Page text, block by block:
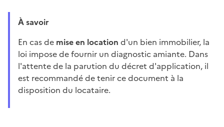
À savoir
En cas de mise en location d'un bien immobilier, la
loi impose de fournir un diagnostic amiante. Dans
l'attente de la parution du décret d'application, il
est recommandé de tenir ce document à la
disposition du locataire.